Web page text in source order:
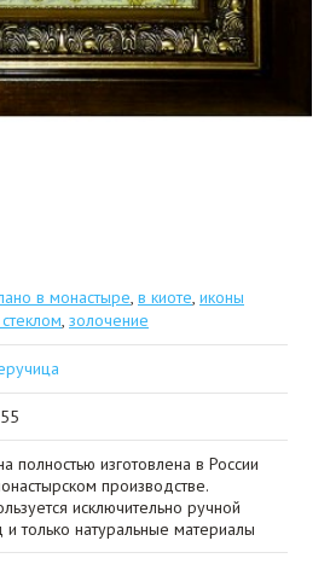
в монастыре, в киоте, иконы
, золочение
полностью изготовлена в России
производстве.
исключительно ручной
и только натуральные материалы